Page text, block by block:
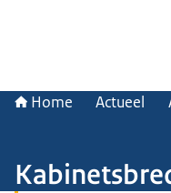
Home Actueel